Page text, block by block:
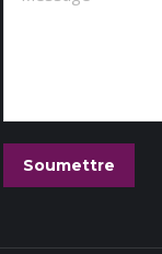
Soumettre